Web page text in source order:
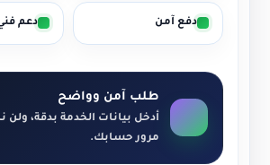
دفع آمن دعم
طلب آمن وواضح
أدخل بيانات الخدمة بدقة،
مرور حسابك.